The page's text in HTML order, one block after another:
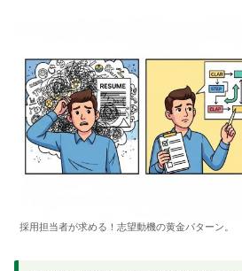
採用担当者が求める！志望動機の黄金パターン。